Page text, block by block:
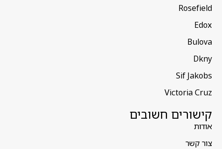
Rosefield
Edox
Bulova
Dkny
Sif Jakobs
Victoria Cruz
קישורים חשובים
אודות
צור קשר